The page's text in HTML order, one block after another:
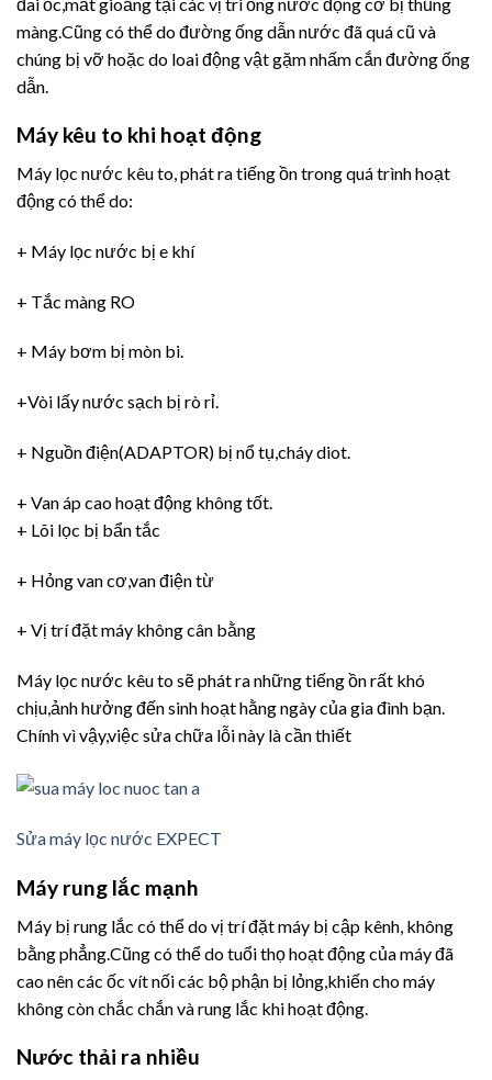
màng.Cũng có thể do đường ống dẫn nước đã quá cũ và
chúng bị vỡ hoặc do loai động vật gặm nhấm cắn đường ống
dẫn.
Máy kêu to khi hoạt động
Máy lọc nước kêu to, phát ra tiếng ồn trong quá trình hoạt
động có thể do:
+ Máy lọc nước bị e khí
+ Tắc màng RO
+ Máy bơm bị mòn bi.
+Vòi lấy nước sạch bị rò rỉ.
+ Nguồn điện(ADAPTOR) bị nổ tụ,cháy diot.
+ Van áp cao hoạt động không tốt.
+ Lõi lọc bị bẩn tắc
+ Hỏng van cơ,van điện từ
+ Vị trí đặt máy không cân bằng
Máy lọc nước kêu to sẽ phát ra những tiếng ồn rất khó
chịu,ảnh hưởng đến sinh hoạt hằng ngày của gia đình bạn.
Chính vì vậy,việc sửa chữa lỗi này là cần thiết
Sửa máy lọc nước EXPECT
Máy rung lắc mạnh
Máy bị rung lắc có thể do vị trí đặt máy bị cập kênh, không
bằng phẳng.Cũng có thể do tuổi thọ hoạt động của máy đã
cao nên các ốc vít nối các bộ phận bị lỏng,khiến cho máy
không còn chắc chắn và rung lắc khi hoạt động.
Nước thải ra nhiều